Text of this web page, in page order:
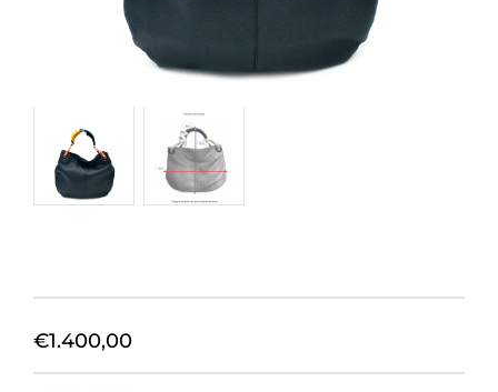
Home
Home
€1.400,00